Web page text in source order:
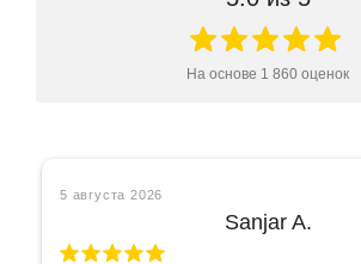
На основе 1 860 оценок
5 августа 2026
Ольга Б